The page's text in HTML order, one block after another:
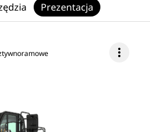
more_vert
Prezentacja